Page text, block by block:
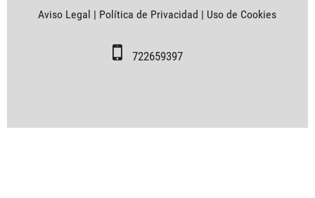
Aviso Legal | Política de Privacidad | Uso de Cookies
722659397